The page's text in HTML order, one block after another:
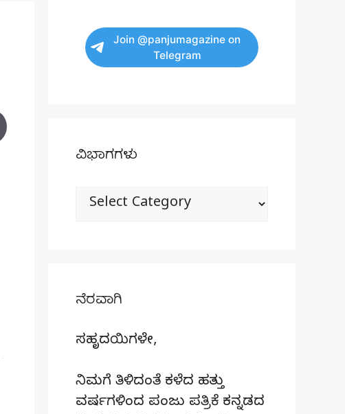
Join @panjumagazine on
Telegram
ವಿಭಾಗಗಳು
ವಿಭಾಗಗಳು
ನೆರವಾಗಿ
ಸಹೃದಯಿಗಳೇ,
ನಿಮಗೆ ತಿಳಿದಂತೆ ಕಳೆದ ಹತ್ತು
ವರ್ಷಗಳಿಂದ ಪಂಜು ಪತ್ರಿಕೆ ಕನ್ನಡದ